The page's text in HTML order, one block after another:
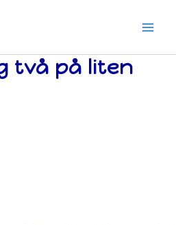
två på liten